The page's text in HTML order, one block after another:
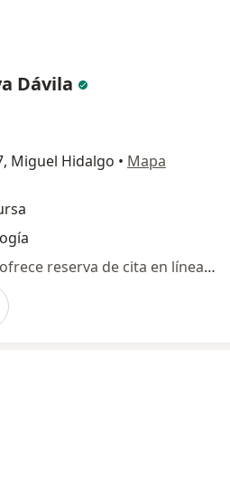
Dávila
Miguel Hidalgo • Mapa
Este especialista no ofrece reserva de cita en línea en esta dirección.